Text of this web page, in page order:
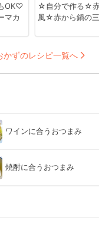
OK♡
マカ
☆自分で作る☆
風☆赤から鍋の
かずのレシピ一覧へ
ワインに合うおつまみ
焼酎に合うおつまみ